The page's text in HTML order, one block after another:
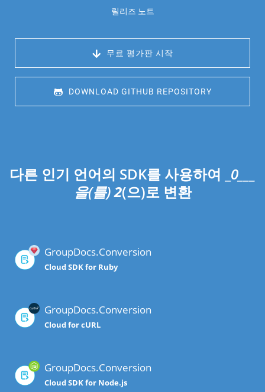
릴리즈 노트
무료 평가판 시작
DOWNLOAD GITHUB REPOSITORY
다른 인기 언어의 SDK를 사용하여 _ 0___
을(를)2(으)로 변환
GroupDocs.Conversion
Cloud SDK for Ruby
GroupDocs.Conversion
Cloud for cURL
GroupDocs.Conversion
Cloud SDK for Node.js